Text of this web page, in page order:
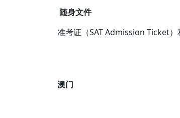
随身文件
准考证（SAT Admission Ticket）
澳门